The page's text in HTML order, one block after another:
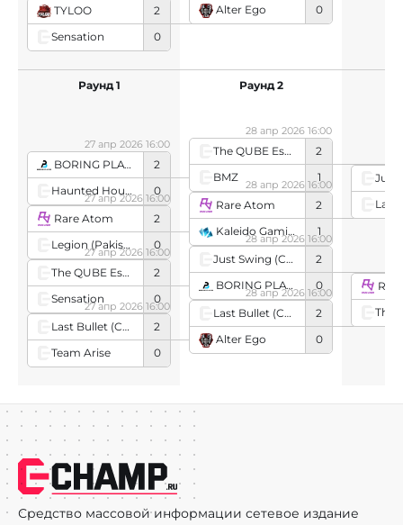
TYLOO
2
Sensation
0
Alter Ego
0
BORING PLAYER
2
Haunted House
0
27 апр 2026 16:00
Rare Atom
2
Legion (Pakistani team)
0
27 апр 2026 16:00
The QUBE Esports
2
Sensation
0
27 апр 2026 16:00
Last Bullet (Chinese team)
2
Team Arise
0
27 апр 2026 16:00
Раунд 1
The QUBE Esports
2
BMZ
1
28 апр 2026 16:00
Rare Atom
2
Kaleido Gaming
1
28 апр 2026 16:00
Just Swing (Chinese team)
2
BORING PLAYER
0
28 апр 2026 16:00
Last Bullet (Chinese team)
2
Alter Ego
0
28 апр 2026 16:00
Раунд 2
Средство массовой информации сетевое издание